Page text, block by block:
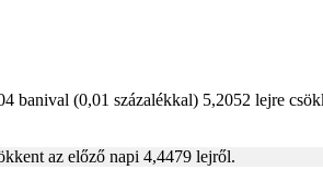
banival (0,01 százalékkal) 5,2052 lejre
az előző napi 4,4479 lejről.